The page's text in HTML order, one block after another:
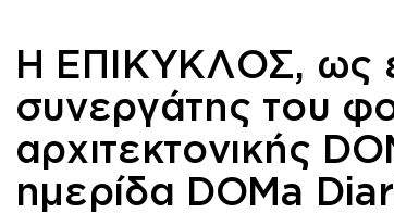
Η ΕΠΙΚΥΚΛΟΣ, ως
συνεργάτης του
αρχιτεκτονικής
ημερίδα DOMa